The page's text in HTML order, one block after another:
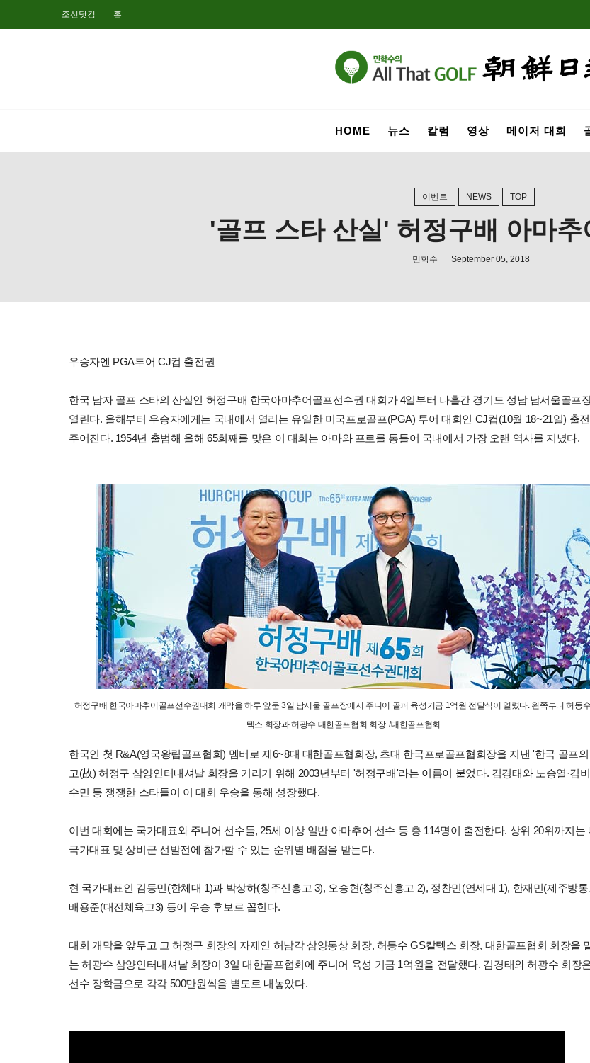
조선닷컴 홈
HOME 뉴스 칼럼 영상 메이저 대회
이벤트 NEWS TOP
'골프 스타 산실' 허정구배 아마
민학수 September 05, 2018
우승자엔 PGA투어 CJ컵 출전권
한국 남자 골프 스타의 산실인 허정구배 한국아마추어골프선수권 대회가 4일부터 나흘간 경기도 성남 남서울골프
열린다. 올해부터 우승자에게는 국내에서 열리는 유일한 미국프로골프(PGA) 투어 대회인 CJ컵(10월 18~21일) 출
주어진다. 1954년 출범해 올해 65회째를 맞은 이 대회는 아마와 프로를 통틀어 국내에서 가장 오랜 역사를 지녔다.
허정구배 한국아마추어골프선수권대회 개막을 하루 앞둔 3일 남서울 골프장에서 주니어 골퍼 육성기금 1억원 전달식이 열렸다. 왼쪽부터 허동
텍스 회장과 허광수 대한골프협회 회장. /대한골프협회
한국인 첫 R&A(영국왕립골프협회) 멤버로 제6~8대 대한골프협회장, 초대 한국프로골프협회장을 지낸 '한국 골프
고(故) 허정구 삼양인터내셔날 회장을 기리기 위해 2003년부터 '허정구배'라는 이름이 붙었다. 김경태와 노승열·김비
수민 등 쟁쟁한 스타들이 이 대회 우승을 통해 성장했다.
이번 대회에는 국가대표와 주니어 선수들, 25세 이상 일반 아마추어 선수 등 총 114명이 출전한다. 상위 20위까지는
국가대표 및 상비군 선발전에 참가할 수 있는 순위별 배점을 받는다.
현 국가대표인 김동민(한체대 1)과 박상하(청주신흥고 3), 오승현(청주신흥고 2), 정찬민(연세대 1), 한재민(제주방통
배용준(대전체육고3) 등이 우승 후보로 꼽힌다.
대회 개막을 앞두고 고 허정구 회장의 자제인 허남각 삼양통상 회장, 허동수 GS칼텍스 회장, 대한골프협회 회장을
는 허광수 삼양인터내셔날 회장이 3일 대한골프협회에 주니어 육성 기금 1억원을 전달했다. 김경태와 허광수 회장
선수 장학금으로 각각 500만원씩을 별도로 내놓았다.